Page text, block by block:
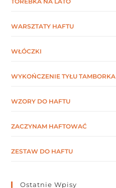
WARSZTATY HAFTU
WŁÓCZKI
WYKOŃCZENIE TYŁU TAMBORKA
WZORY DO HAFTU
ZACZYNAM HAFTOWAĆ
ZESTAW DO HAFTU
Ostatnie Wpisy